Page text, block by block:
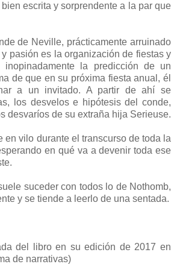
escrita y sorprendente a la par que
de Neville, prácticamente arruinado
pasión es la organización de fiestas y
inopinadamente la predicción de un
de que en su próxima fiesta anual, él
a un invitado. A partir de ahí se
los desvelos e hipótesis del conde,
desvaríos de su extraña hija Serieuse.
en vilo durante el transcurso de toda la
en qué va a devenir toda ese
suceder con todos lo de Nothomb,
y se tiende a leerlo de una sentada.
del libro en su edición de 2017 en
de narrativas)